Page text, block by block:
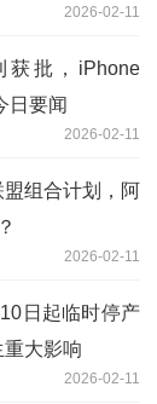
2026-02-11
获批，iPhone
日要闻
2026-02-11
组合计划，阿
2026-02-11
日起临时停产
大影响
2026-02-11